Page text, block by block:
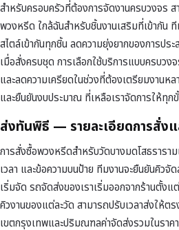
สำหรับครอบครัวที่ต้องการจัดงานครบวงจร
พวงหรีด ใกล้ฉันสำหรับชิ้นงานเสริมที่เข้ากัน
สไตล์เข้ากันทุกชิ้น ลดความยุ่งยากของการปร
เมื่อสั่งครบชุด การเลือกใช้บริการแบบครบวง
และลดความเครียดในช่วงที่ต้องเตรียมงานห
และยืนยันงบประมาณ ที่เหลือเราจัดการให้ทุก
ส่งทันพิธี — รายละเอียดการสั่ง
การสั่งซื้อพวงหรีดสำหรับวัดบางมดโสธรารา
เวลา และข้อความบนป้าย ทีมงานจะยืนยันคิว
เริ่มจัด รถจัดส่งของเราเริ่มออกจากร้านตั้ง
คิวงานของแต่ละวัด สามารถปรับเวลาส่งให้ต
เขตกรุงเทพและปริมณฑลค่าจัดส่งรวมในรา